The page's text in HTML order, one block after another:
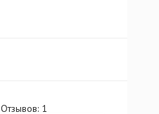
Отзывов: 1